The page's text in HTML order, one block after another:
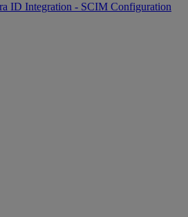
ID Integration - SCIM Configuration